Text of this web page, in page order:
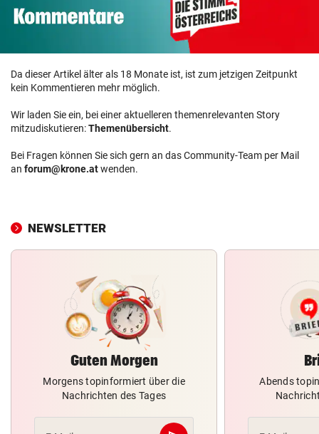
Da dieser Artikel älter als 18 Monate ist, ist zum jetzigen Zeitpunkt
kein Kommentieren mehr möglich.
Wir laden Sie ein, bei einer aktuelleren themenrelevanten Story
mitzudiskutieren:Themenübersicht.
Bei Fragen können Sie sich gern an das Community-Team per Mail
an forum@krone.atwenden.
NEWSLETTER
Guten Morgen
Morgens topinformiert über die
Nachrichten des Tages
Abends